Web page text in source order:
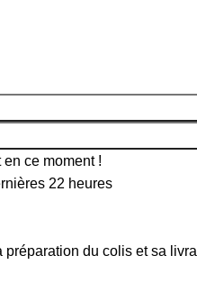
ce moment !
22 heures
préparation du colis et sa